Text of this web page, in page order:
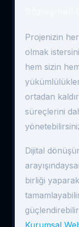
Projenizin
olmak
hem sizin
ortadan
süreçlerini
Dijital
birliği
Kurumsal